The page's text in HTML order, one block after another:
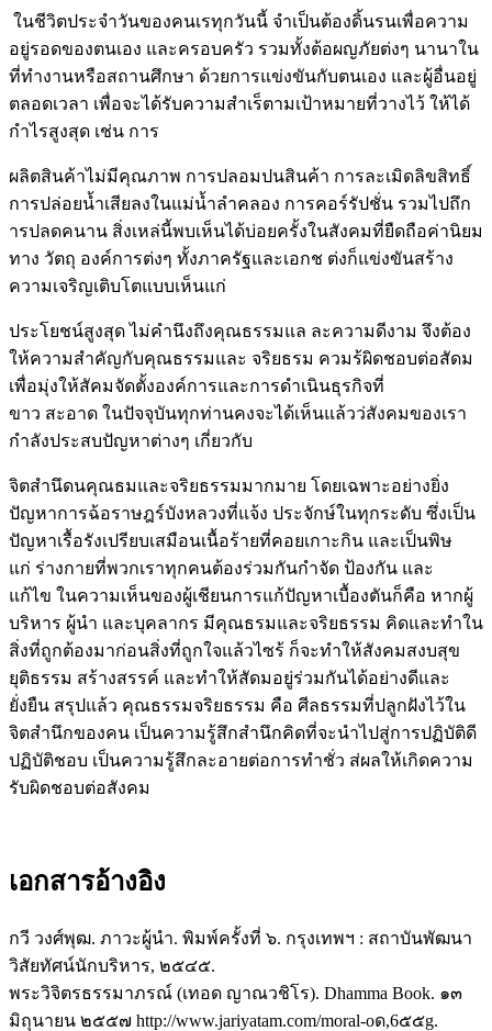
ในชีวิตประจำวันของคนเรทุกวันนี้ จำเป็นต้องดิ้นรนเพื่อความ
อยู่รอดของตนเอง และครอบครัว รวมทั้งต้อผญภัยต่งๆ นานาใน
ที่ทำงานหรือสถานศึกษา ด้วยการแข่งขันกับตนเอง และผู้อื่นอยู่
ตลอดเวลา เพื่อจะได้รับความสำเร็ตามเป้าหมายที่วางไว้ ให้ได้
กำไรสูงสุด เช่น การ
ผลิตสินค้าไม่มีคุณภาพ การปลอมปนสินค้า การละเมิดลิขสิทธิ์
การปล่อยน้ำเสียลงในแม่น้ำลำคลอง การคอร์รัปชั่น รวมไปถึก
ารปลดคนาน สิ่งเหล่นี้พบเห็นได้บ่อยครั้งในสังคมที่ยืดถือค่านิยม
ทาง วัตถุ องค์การต่งๆ ทั้งภาครัฐและเอกช ต่งก็แข่งขันสร้าง
ความเจริญเติบโตแบบเห็นแก่
ประโยชน์สูงสุด ไม่คำนึงถึงคุณธรรมแล ละความดีงาม จึงต้อง
ให้ความสำคัญกับคุณธรรมและ จริยธรม ควมร้ผิดชอบต่อสัดม
เพื่อมุ่งให้สัคมจัดตั้งองค์การและการดำเนินธุรกิจที่
ขาว สะอาด ในปัจจุบันทุกท่านคงจะได้เห็นแล้วว่สังคมของเรา
กำลังประสบปัญหาต่างๆ เกี่ยวกับ
จิตสำนึดนคุณธมและจริยธรรมมากมาย โดยเฉพาะอย่างยิ่ง
ปัญหาการฉ้อราษฎร์บังหลวงที่แจ้ง ประจักษ์ในทุกระดับ ซึ่งเป็น
ปัญหาเรื้อรังเปรียบเสมือนเนื้อร้ายที่คอยเกาะกิน และเป็นพิษ
แก่ ร่างกายที่พวกเราทุกคนต้องร่วมกันกำจัด ป้องกัน และ
แก้ไข ในความเห็นของผู้เชียนการแก้ปัญหาเบื้องตันก็คือ หากผู้
บริหาร ผู้นำ และบุคลากร มีคุณธรมและจริยธรรม คิดและทำใน
สิ่งที่ถูกต้องมาก่อนสิ่งที่ถูกใจแล้วไซร้ ก็จะทำให้สังคมสงบสุข
ยุติธรรม สร้างสรรค์ และทำให้สัดมอยู่ร่วมกันได้อย่างดีและ
ยั่งยืน สรุปแล้ว คุณธรรมจริยธรรม คือ ศีลธรรมที่ปลูกฝังไว้ใน
จิตสำนึกของคน เป็นความรู้สึกสำนึกคิดที่จะนำไปสู่การปฏิบัติดี
ปฏิบัติชอบ เป็นความรู้สึกละอายต่อการทำชั่ว ส่ผลให้เกิดความ
รับผิดชอบต่อสังคม
เอกสารอ้างอิง
กวี วงศ์พุฒ. ภาวะผู้นำ. พิมพ์ครั้งที่ ๖. กรุงเทพฯ : สถาบันพัฒนา
วิสัยทัศน์นักบริหาร, ๒๕๔๕.
พระวิจิตรธรรมาภรณ์ (เทอด ญาณวชิโร). Dhamma Book. ๑๓
มิถุนายน ๒๕๕๗ http://www.jariyatam.com/moral-oด,6๕๕g.